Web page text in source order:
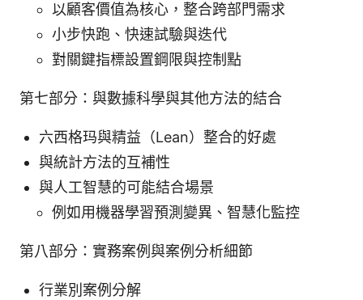
以顧客價值為核心，整合跨部門需求
小步快跑、快速試驗與迭代
對關鍵指標設置鋼限與控制點
第七部分：與數據科學與其他方法的結合
六西格玛與精益（Lean）整合的好處
與統計方法的互補性
與人工智慧的可能結合場景
例如用機器學習預測變異、智慧化監控
第八部分：實務案例與案例分析細節
行業別案例分解